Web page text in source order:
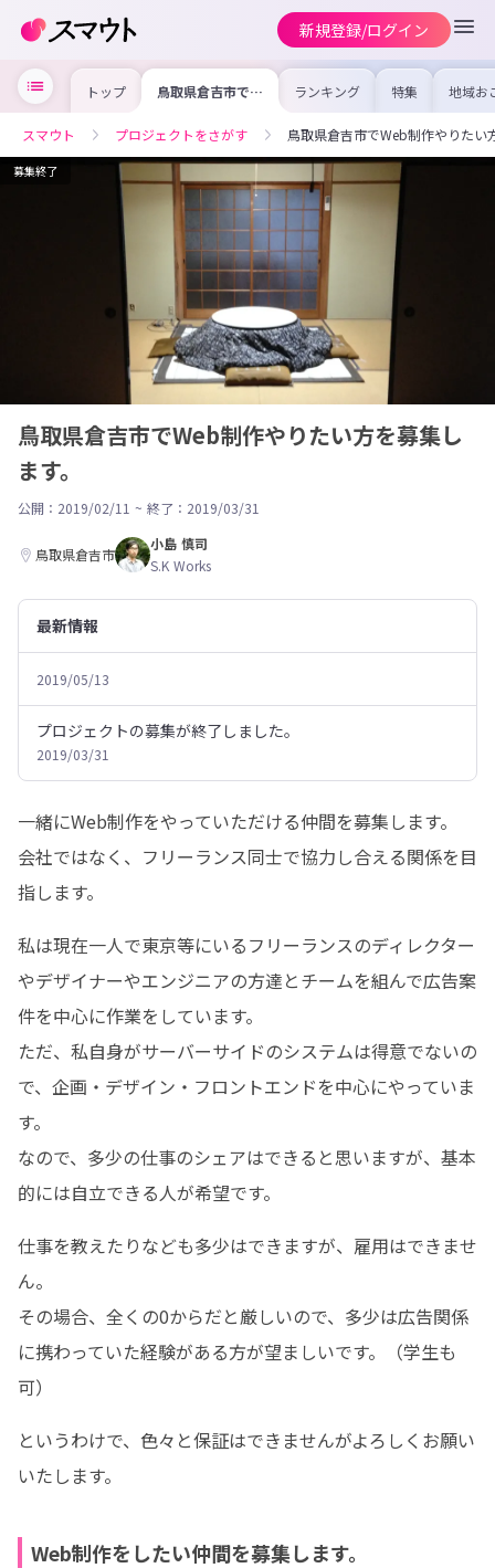
新規登録/ログイン
トップ 鳥取県倉吉市で
Web制作やりた
す。
ランキング 特集 地域お
の求
を集め
事内容
を比較
合った
スマウト プロジェクトをさがす 鳥取県倉吉市でWeb制作やりたい
募集終了
鳥取県倉吉市でWeb制作やりたい方を募集し
ます。
公開：2019/02/11 ~ 終了：2019/03/31
鳥取県倉吉市
小島 慎司
S.K Works
最新情報
2019/05/13
プロジェクトの募集が終了しました。
2019/03/31
一緒にWeb制作をやっていただける仲間を募集します。
会社ではなく、フリーランス同士で協力し合える関係を目
指します。
私は現在一人で東京等にいるフリーランスのディレクター
やデザイナーやエンジニアの方達とチームを組んで広告案
件を中心に作業をしています。
ただ、私自身がサーバーサイドのシステムは得意でないの
で、企画・デザイン・フロントエンドを中心にやっていま
す。
なので、多少の仕事のシェアはできると思いますが、基本
的には自立できる人が希望です。
仕事を教えたりなども多少はできますが、雇用はできませ
ん。
その場合、全くの0からだと厳しいので、多少は広告関係
に携わっていた経験がある方が望ましいです。（学生も
可）
というわけで、色々と保証はできませんがよろしくお願い
いたします。
Web制作をしたい仲間を募集します。